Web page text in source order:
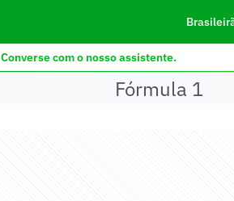
Converse com o nosso assistente.
Fórmula 1